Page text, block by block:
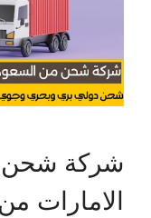
شركة شحن
الامارات